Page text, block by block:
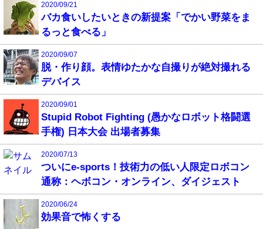
2020/09/21
バカ食いしたいときの新提案「でかい野菜をま
るっと食べる」
2020/09/07
脱・作り顔。表情ゆたかな自撮りが絶対撮れる
デバイス
2020/09/01
Stupid Robot Fighting (愚かなロボット格闘選
手権) 日本大会 出場者募集
2020/07/13
ついにe-sports！技術力の低い人限定ロボコン
通称：ヘボコン・オンライン、ダイジェスト
2020/06/24
効果音で怖くする